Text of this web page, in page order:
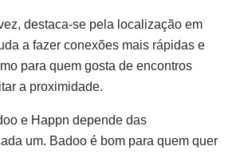
destaca-se pela localização em
a fazer conexões mais rápidas e
para quem gosta de encontros
a proximidade.
e Happn depende das
um. Badoo é bom para quem quer